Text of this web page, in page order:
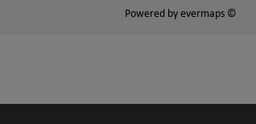
Powered by evermaps ©